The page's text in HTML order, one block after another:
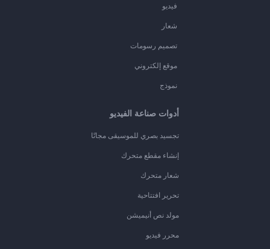
فيديو
شعار
تصميم رسومات
موقع إلكتروني
نموذج
أدوات صناعة الفيديو
تجسيد بصري للموسيقى مجانًا
إنشاء مقطع متحرك
شعار متحرك
تحرير افتتاحية
مولد نص أنيميشن
محرر فيديو